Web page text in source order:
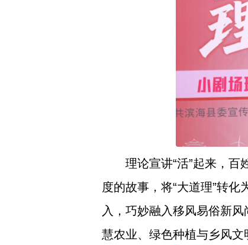
理论宣讲“活”起来，百
度的故事，将“大道理”转化
入，巧妙融入移风易俗新
慧农业、绿色种植与乡风文